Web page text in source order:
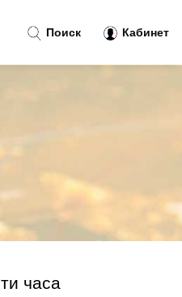
часа
Поиск Кабинет